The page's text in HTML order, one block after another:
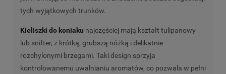
tych wyjątkowych trunków.
Kieliszki do koniaku najczęściej mają kształt tulipanowy
lub snifter, z krótką, grubszą nóżką i delikatnie
rozchylonymi brzegami. Taki design sprzyja
kontrolowanemu uwalnianiu aromatów, co pozwala w pełni